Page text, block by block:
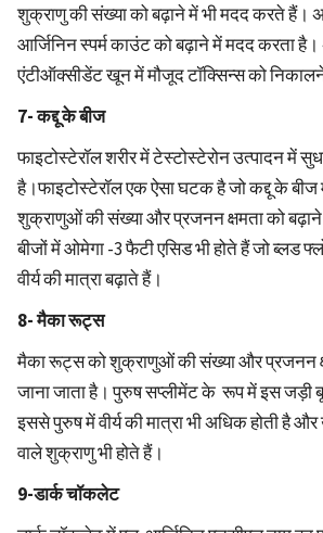
शुक्राणु की संख्या को बढ़ाने में भी मदद करते हैं।
आर्जिनिन स्पर्म काउंट को बढ़ाने में मदद करता
एंटीऑक्सीडेंट खून में मौजूद टॉक्सिन्स को
7- कद्दू के बीज
फाइटोस्टेरॉल शरीर में टेस्टोस्टेरोन उत्पादन में
है।फाइटोस्टेरॉल एक ऐसा घटक है जो कद्दू के बीज
शुक्राणुओं की संख्या और प्रजनन क्षमता को
बीजों में ओमेगा -3 फैटी एसिड भी होते हैं जो ब्लड
वीर्य की मात्रा बढ़ाते हैं।
8- मैका रूट्स
मैका रूट्स को शुक्राणुओं की संख्या और प्रजनन
जाना जाता है। पुरुष सप्लीमेंट के रूप में इस जड़ी
इससे पुरुष में वीर्य की मात्रा भी अधिक होती है
वाले शुक्राणु भी होते हैं।
9-डार्क चॉकलेट